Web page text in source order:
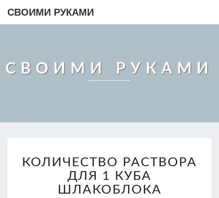
СВОИМИ РУКАМИ
СВОИМИ РУКАМИ
РАСТВОРА
ДЛЯ
КУБА
КОЛИЧЕСТВО РАСТВОРА
ДЛЯ 1 КУБА
ШЛАКОБЛОКА